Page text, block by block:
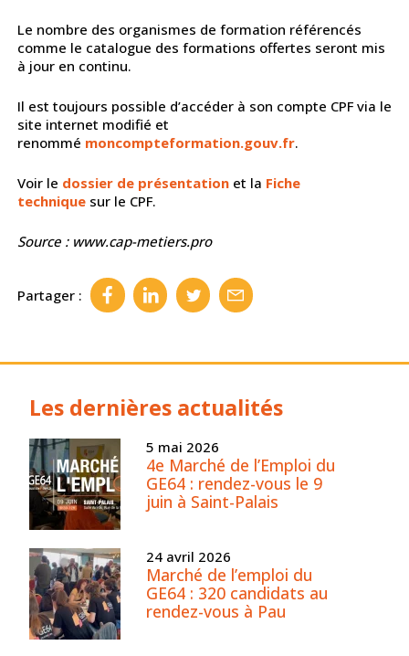
Le nombre des organismes de formation référencés
comme le catalogue des formations offertes seront mis
à jour en continu.
Il est toujours possible d’accéder à son compte CPF via le
site internet modifié et
renommé moncompteformation.gouv.fr.
Voir le dossier de présentationet la Fiche
techniquesur le CPF.
Source : www.cap-metiers.pro
Partager :
Les dernières actualités
5 mai 2026
4e Marché de l’Emploi du
GE64 : rendez-vous le 9
juin à Saint-Palais
24 avril 2026
Marché de l’emploi du
GE64 : 320 candidats au
rendez-vous à Pau